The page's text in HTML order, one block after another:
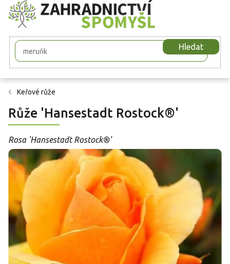
Přejít
na
obsah
Hledat
Keřové růže
Růže 'Hansestadt Rostock®'
Rosa 'Hansestadt Rostock®'